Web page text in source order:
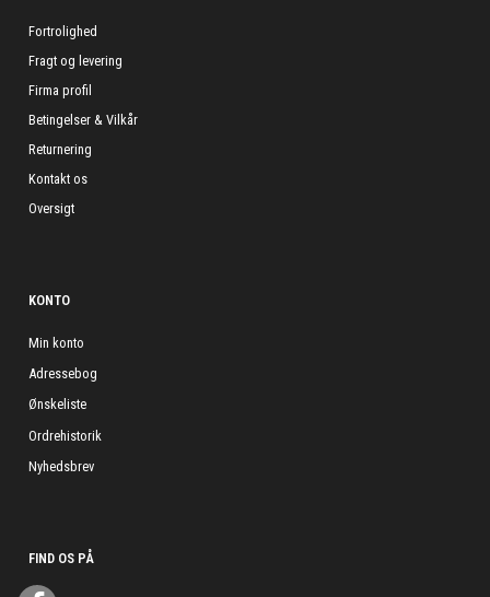
Fortrolighed
Fragt og levering
Firma profil
Betingelser & Vilkår
Returnering
Kontakt os
Oversigt
KONTO
Min konto
Adressebog
Ønskeliste
Ordrehistorik
Nyhedsbrev
FIND OS PÅ